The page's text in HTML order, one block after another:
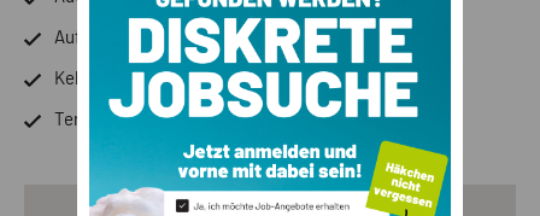
Aufzug
Keller
Terrasse